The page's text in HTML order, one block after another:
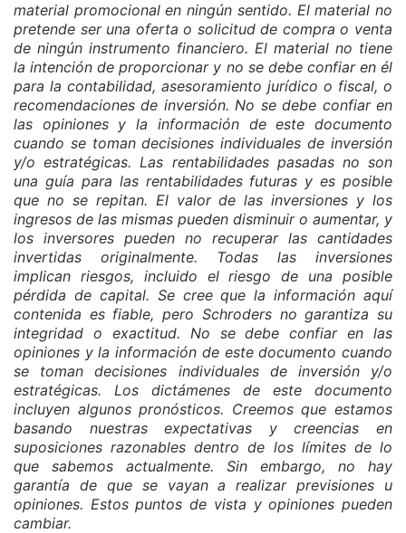
material promocional en ningún sentido. El material no
pretende ser una oferta o solicitud de compra o venta
de ningún instrumento financiero. El material no tiene
la intención de proporcionar y no se debe confiar en él
para la contabilidad, asesoramiento jurídico o fiscal, o
recomendaciones de inversión. No se debe confiar en
las opiniones y la información de este documento
cuando se toman decisiones individuales de inversión
y/o estratégicas. Las rentabilidades pasadas no son
una guía para las rentabilidades futuras y es posible
que no se repitan. El valor de las inversiones y los
ingresos de las mismas pueden disminuir o aumentar, y
los inversores pueden no recuperar las cantidades
invertidas originalmente. Todas las inversiones
implican riesgos, incluido el riesgo de una posible
pérdida de capital. Se cree que la información aquí
contenida es fiable, pero Schroders no garantiza su
integridad o exactitud. No se debe confiar en las
opiniones y la información de este documento cuando
se toman decisiones individuales de inversión y/o
estratégicas. Los dictámenes de este documento
incluyen algunos pronósticos. Creemos que estamos
basando nuestras expectativas y creencias en
suposiciones razonables dentro de los límites de lo
que sabemos actualmente. Sin embargo, no hay
garantía de que se vayan a realizar previsiones u
opiniones. Estos puntos de vista y opiniones pueden
cambiar.